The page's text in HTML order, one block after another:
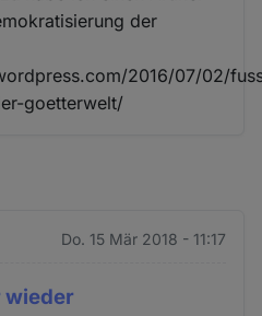
der
2016/07/02/
goetterwelt/
Do. 15 Mär 2018 - 11:17
wieder